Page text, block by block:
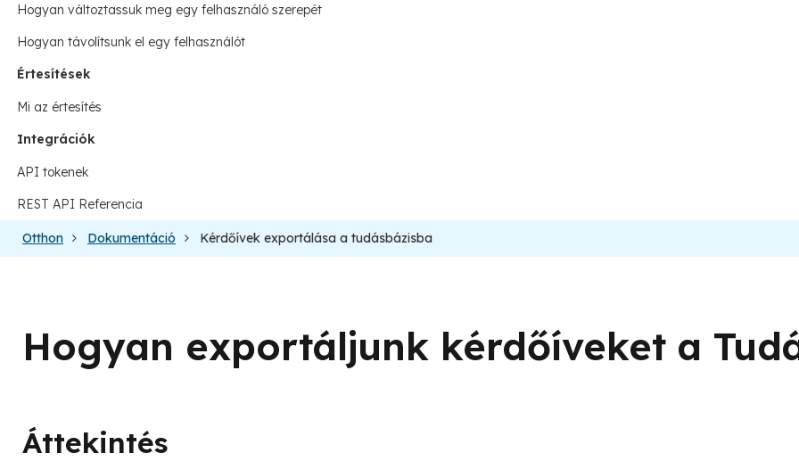
Hogyan változtassuk meg egy felhasználó szerepét
Hogyan távolítsunk el egy felhasználót
Értesítések
Mi az értesítés
Integrációk
API tokenek
REST API Referencia
Otthon Dokumentáció Kérdőívek exportálása a tudásbázisba
Hogyan exportáljunk kérdőíveket a
Áttekintés